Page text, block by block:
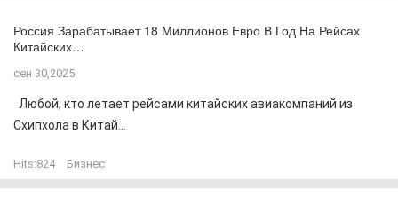
Россия Зарабатывает 18 Миллионов Евро В Год На Рейсах
Китайских…
сен 30,2025
Любой, кто летает рейсами китайских авиакомпаний из
Схипхола в Китай...
Hits:824 Бизнес